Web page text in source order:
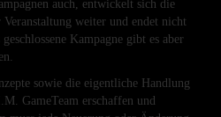
auch, entwickelt sich die
weiter und endet nicht
Kampagne gibt es aber
sowie die eigentliche Handlung
GameTeam erschaffen und